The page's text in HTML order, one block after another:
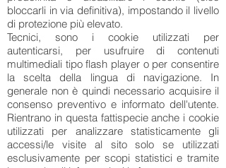
bloccarli in via definitiva), impostando il livello
di protezione più elevato.
Tecnici, sono i cookie utilizzati per
autenticarsi, per usufruire di contenuti
multimediali tipo flash player o per consentire
la scelta della lingua di navigazione. In
generale non è quindi necessario acquisire il
consenso preventivo e informato dell'utente.
Rientrano in questa fattispecie anche i cookie
utilizzati per analizzare statisticamente gli
accessi/le visite al sito solo se utilizzati
esclusivamente per scopi statistici e tramite